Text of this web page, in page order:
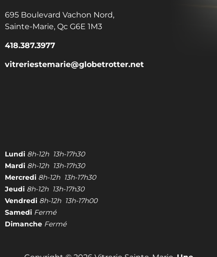
695 Boulevard Vachon Nord,
Sainte-Marie, Qc G6E 1M3
418.387.3977
vitreriestemarie@globetrotter.net
Lundi 8h-12h 13h-17h30
Mardi 8h-12h 13h-17h30
Mercredi 8h-12h 13h-17h30
Jeudi 8h-12h 13h-17h30
Vendredi 8h-12h 13h-17h00
Samedi Fermé
Dimanche Fermé